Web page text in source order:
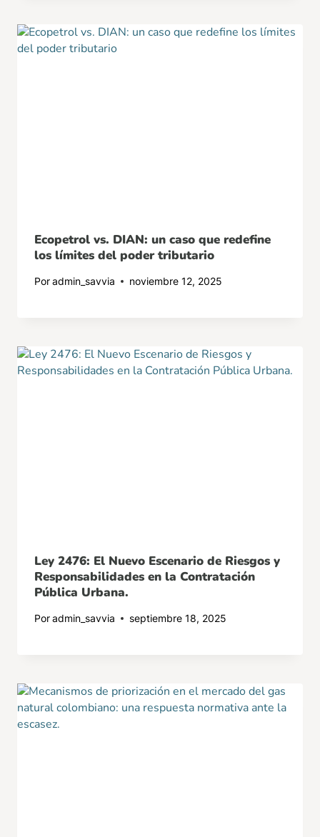
Ecopetrol vs. DIAN: un caso que redefine
los límites del poder tributario
Poradmin_savvia noviembre 12, 2025
Ley 2476: El Nuevo Escenario de Riesgos y
Responsabilidades en la Contratación
Pública Urbana.
Poradmin_savvia septiembre 18, 2025